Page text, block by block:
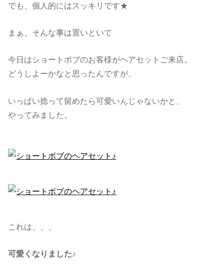
でも、個人的にはスッキリです★
まぁ、そんな事は置いといて
今日はショートボブのお客様がヘアセットご来店。
どうしよーかなと思ったんですが、
いっぱい捻って留めたら可愛いんじゃないかと、
やってみました。
これは、、、
可愛くなりました♪